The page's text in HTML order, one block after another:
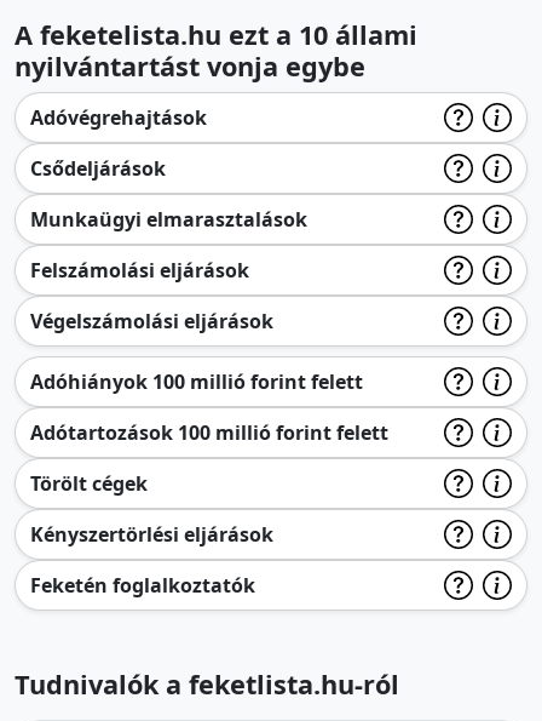
A feketelista.hu ezt a 10 állami
nyilvántartást vonja egybe
Adóvégrehajtások
Csődeljárások
Munkaügyi elmarasztalások
Felszámolási eljárások
Végelszámolási eljárások
Adóhiányok 100 millió forint felett
Adótartozások 100 millió forint felett
Törölt cégek
Kényszertörlési eljárások
Feketén foglalkoztatók
Tudnivalók a feketlista.hu-ról